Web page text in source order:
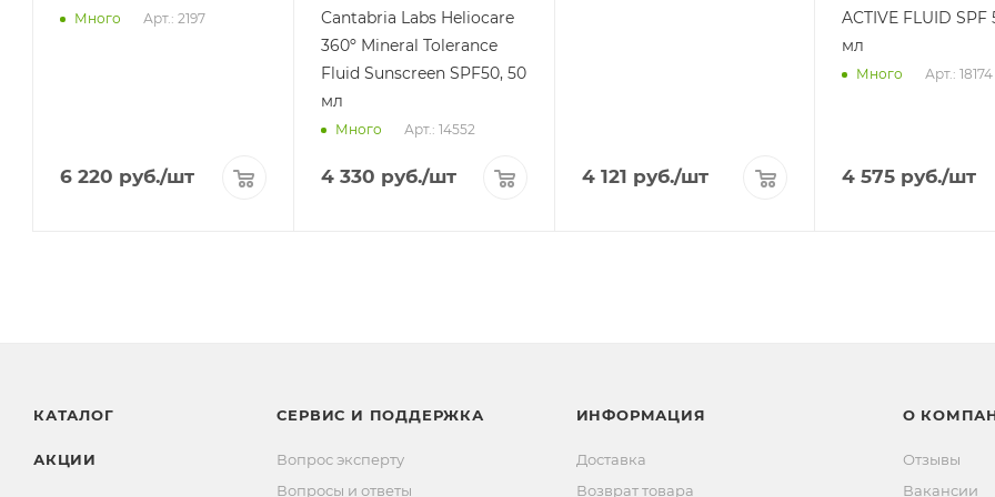
Много Арт.: 2197
6 220 руб./шт
Cantabria Labs Heliocare
360º Mineral Tolerance
Fluid Sunscreen SPF50, 50
мл
Много Арт.: 14552
4 330 руб./шт 4 121 руб./шт
ACTIVE FLUID SPF
мл
Много Арт.: 18174
4 575 руб./шт
КАТАЛОГ
АКЦИИ
СЕРВИС И ПОДДЕРЖКА
Вопрос эксперту
Вопросы и ответы
ИНФОРМАЦИЯ
Доставка
Возврат товара
О
Отзывы
Вакансии